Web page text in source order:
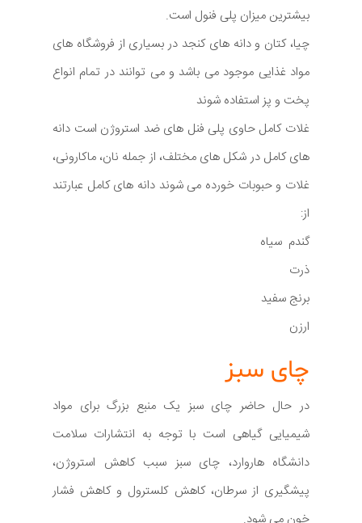
بیشترین میزان پلی فنول است.
چیا، کتان و دانه های کنجد در بسیاری از فروشگاه های
مواد غذایی موجود می باشد و می توانند در تمام انواع
پخت و پز استفاده شوند
غلات کامل حاوی پلی فنل های ضد استروژن است دانه
های کامل در شکل های مختلف، از جمله نان، ماکارونی،
غلات و حبوبات خورده می شوند دانه های کامل عبارتند
از:
گندم سیاه
ذرت
برنج سفید
ارزن
چای سبز
در حال حاضر چای سبز یک منبع بزرگ برای مواد
شیمیایی گیاهی است با توجه به انتشارات سلامت
دانشگاه هاروارد، چای سبز سبب کاهش استروژن،
پیشگیری از سرطان، کاهش کلسترول و کاهش فشار